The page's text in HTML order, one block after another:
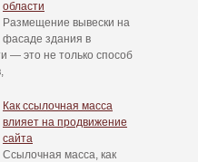
области
Размещение вывески на
фасаде здания в
— это не только способ
Как ссылочная масса
влияет на продвижение
сайта
Ссылочная масса, как